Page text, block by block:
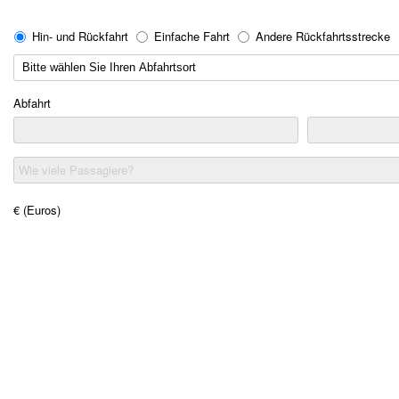
Hin- und Rückfahrt Einfache Fahrt Andere Rückfahrtsstrecke
Abfahrt
Wie viele Passagiere?
€ (Euros)